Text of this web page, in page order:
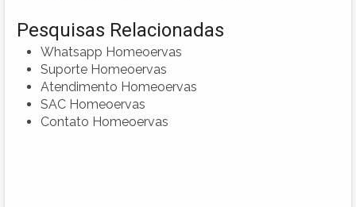
Pesquisas Relacionadas
Whatsapp Homeoervas
Suporte Homeoervas
Atendimento Homeoervas
SAC Homeoervas
Contato Homeoervas